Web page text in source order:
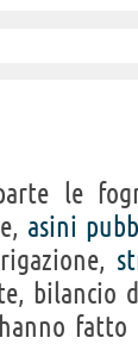
le
asini
bilancio
fatto